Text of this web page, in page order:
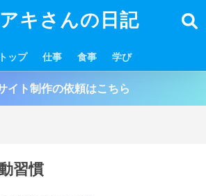
アキさんの日記
ップ 仕事 食事 学び
イト制作の依頼はこちら
習慣